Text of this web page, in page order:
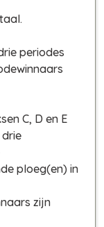
periodes
C, D en E
drie
ploeg(en) in
zijn